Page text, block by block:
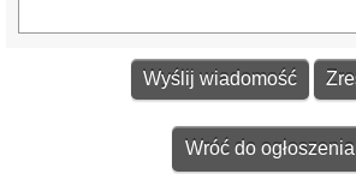
Wróć do ogłoszenia